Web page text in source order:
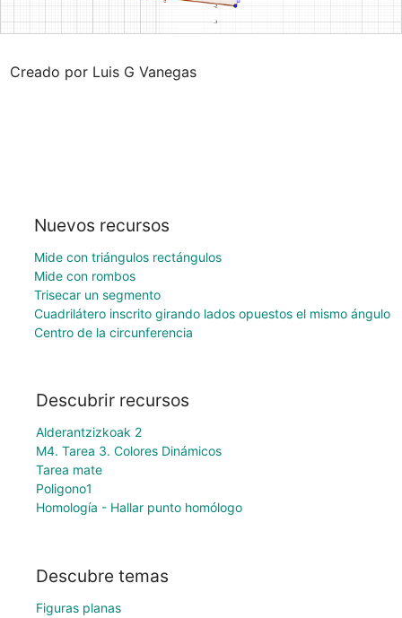
Creado por Luis G Vanegas
Nuevos recursos
Mide con triángulos rectángulos
Mide con rombos
Trisecar un segmento
Cuadrilátero inscrito girando lados opuestos el mismo ángulo
Centro de la circunferencia
Descubrir recursos
Alderantzizkoak 2
M4. Tarea 3. Colores Dinámicos
Tarea mate
Poligono1
Homología - Hallar punto homólogo
Descubre temas
Figuras planas